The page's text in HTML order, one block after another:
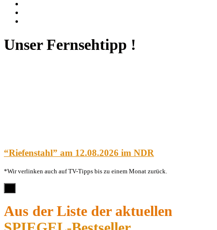
Unser Fernsehtipp !
“Riefenstahl” am 12.08.2026 im NDR
*Wir verlinken auch auf TV-Tipps bis zu einem Monat zurück.
Aus der Liste der aktuellen